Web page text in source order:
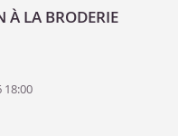
À LA BRODERIE
18:00